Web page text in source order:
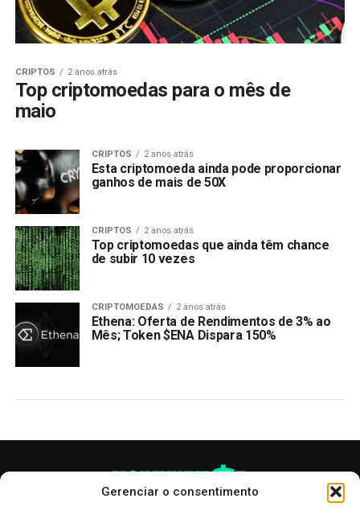
Gerenciar o consentimento
CRIPTOS 2 anos atrás
Top criptomoedas para o mês de
maio
CRIPTOS 2 anos atrás
Esta criptomoeda ainda pode proporcionar
ganhos de mais de 50X
CRIPTOS 2 anos atrás
Top criptomoedas que ainda têm chance
de subir 10 vezes
CRIPTOMOEDAS 2 anos atrás
Ethena: Oferta de Rendimentos de 3% ao
Mês; Token $ENA Dispara 150%